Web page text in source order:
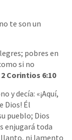
te son un
pobres en
si no
2 Corintios 6:10
y decía: «¡Aquí,
Dios! Él
pueblo; Dios
enjugará toda
llanto, ni lamento